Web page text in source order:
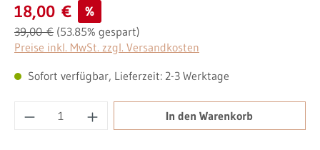
Verkaufspreis:
18,00 € %
Regulärer Preis:
39,00 € (53.85% gespart)
Preise inkl. MwSt. zzgl. Versandkosten
Sofort verfügbar, Lieferzeit: 2-3 Werktage
Produkt Anzahl: Gib den gewünschten
In den Warenkorb